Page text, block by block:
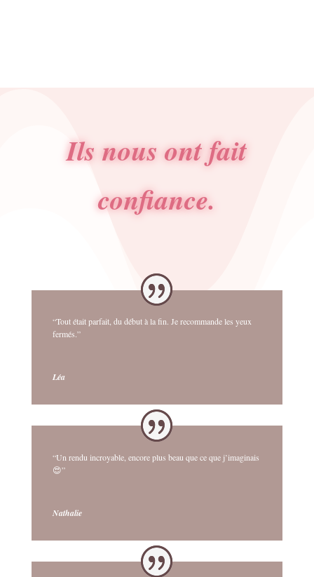
Ils nous ont fait
confiance.
“Tout était parfait, du début à la fin. Je recommande les yeux
fermés.”
Léa
“Un rendu incroyable, encore plus beau que ce que j’imaginais
😍”
Nathalie